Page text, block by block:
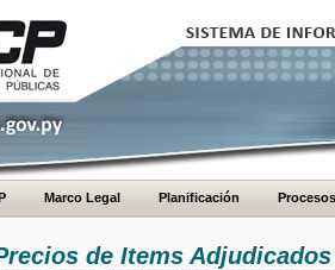
Marco Legal Planificación Procesos
de Items Adjudicados